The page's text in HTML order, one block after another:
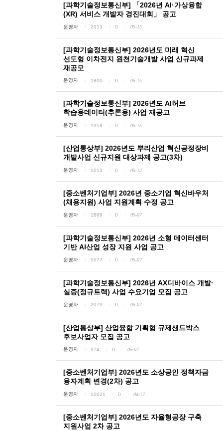
[과학기술정보통신부] 「2026년 AI·가상융합
(XR) 서비스 개발자 경진대회」 공고
운영자 2013 0 05-15
[과학기술정보통신부] 2026년도 미래 혁신
선도형 이차전지 원천기술개발 사업 신규과제
재공모
운영자 1800 0 05-15
[과학기술정보통신부] 2026년도 AI허브
학습용데이터(추론용) 사업 재공고
운영자 1958 0 05-15
[산업통상부] 2026년도 뿌리산업 혁신공정장비
개발사업 신규지원 대상과제 공고(3차)
운영자 1013 0 05-12
[중소벤처기업부] 2026년 중소기업 혁신바우처
(채용지원) 사업 지원계획 수정 공고
운영자 1869 0 05-07
[과학기술정보통신부] 2026년 소형 데이터센터
기반 AI산업 성장 지원 사업 공고
운영자 5077 0 05-07
[과학기술정보통신부] 2026년 AX디바이스 개발·
실증(정규트랙) 사업 수요기업 모집 공고
운영자 2079 0 05-07
[산업통상부] 산업융합 기획형 규제샌드박스
후보사업자 모집 공고
운영자 974 0 05-07
[중소벤처기업부] 2026년도 소상공인 정책자금
융자계획 변경(2차) 공고
운영자 10621 0 04-17
[중소벤처기업부] 2026년도 자율형공장 구축
지원사업 2차 공고